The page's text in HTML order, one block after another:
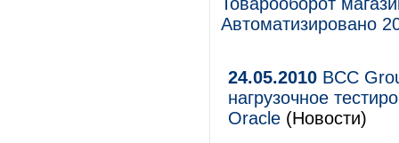
Автоматизировано
24.05.2010 BCC
нагрузочное
Oracle (Новости)